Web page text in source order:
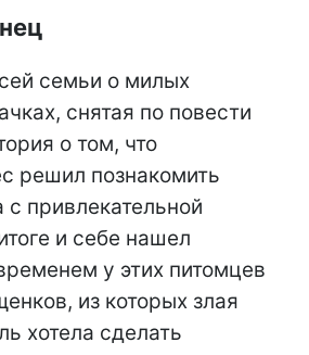
семьи о милых
снятая по повести
о том, что
решил познакомить
с привлекательной
и себе нашел
у этих питомцев
из которых злая
хотела сделать